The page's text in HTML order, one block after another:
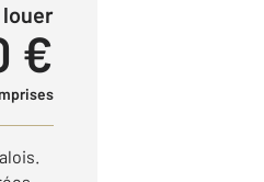
louer
€